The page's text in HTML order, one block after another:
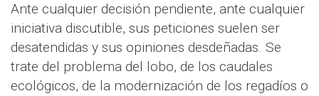
Ante cualquier decisión pendiente, ante cualquier
iniciativa discutible, sus peticiones suelen ser
desatendidas y sus opiniones desdeñadas. Se
trate del problema del lobo, de los caudales
ecológicos, de la modernización de los regadíos o